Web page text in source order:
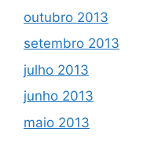
outubro 2013
setembro 2013
julho 2013
junho 2013
maio 2013